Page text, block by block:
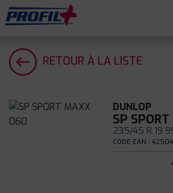
RETOUR À LA LISTE
DUNLOP
SP
235/45 R 19
CODE EAN :